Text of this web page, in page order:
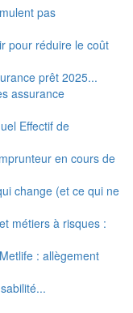
pas
pour réduire le coût
prêt 2025...
assurance
Effectif de
en cours de
change (et ce qui ne
métiers à risques :
: allègement